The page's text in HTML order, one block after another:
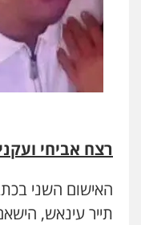
רצח אביחי
האישום השני
תייר עינאש,